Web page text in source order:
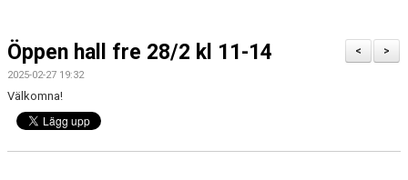
DOKUMENT
>
<
Öppen hall fre 28/2 kl 11-14
2025-02-27 19:32
Välkomna!